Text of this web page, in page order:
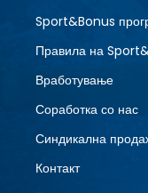
Sport&Bonus
Правила на
Вработување
Соработка со нас
Синдикална
Контакт